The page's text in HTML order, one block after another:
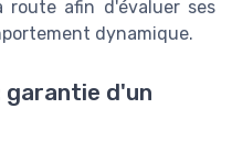
route afin d'évaluer ses
dynamique.
garantie d'un